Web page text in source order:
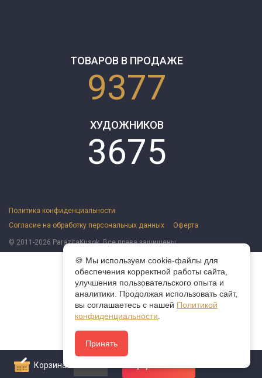
Корзина
ТОВАРОВ В ПРОДАЖЕ
9377
ХУДОЖНИКОВ
3675
🍪 Мы используем cookie-файлы для
обеспечения корректной работы сайта,
улучшения пользовательского опыта и
аналитики. Продолжая использовать сайт,
вы соглашаетесь с нашей Политикой
конфиденциальности
Принять
Политика конфиденциальности
Согласие на обработку персональных данных
Оферта
© 2011-2026 ParazitaKusok. Все права защищены.